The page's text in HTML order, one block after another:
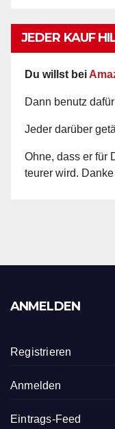
JEDER KAUF
Du willst bei
Dann benutz
Jeder darüber
Ohne, dass er für
teurer wird.
ANMELDEN
Registrieren
Anmelden
Eintrags-Feed